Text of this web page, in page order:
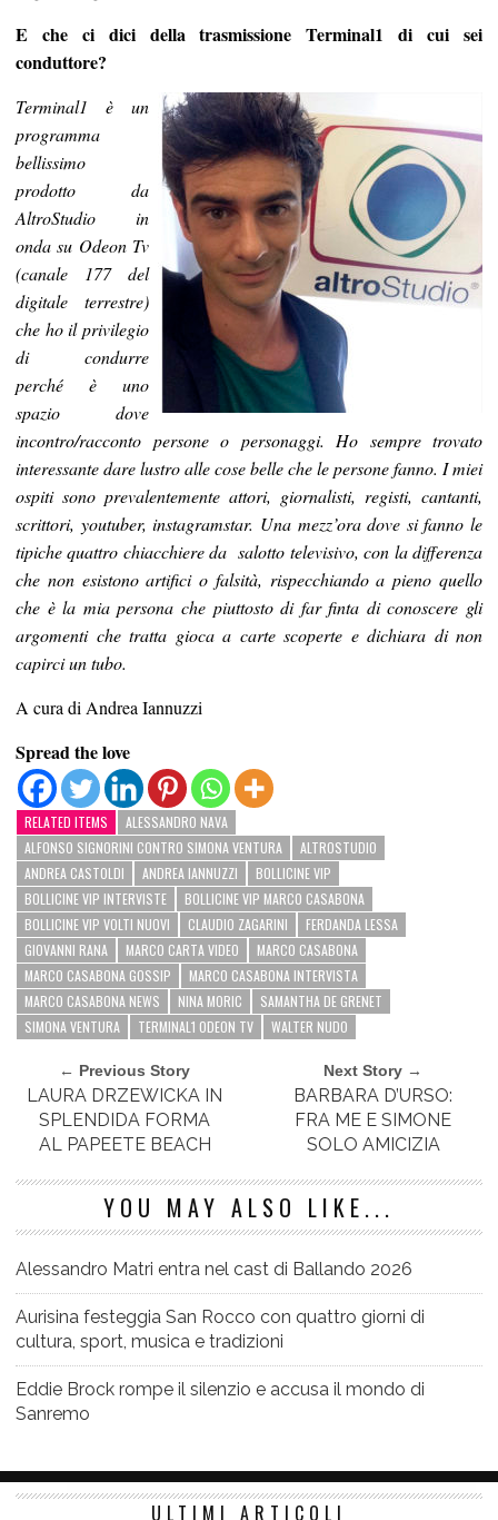
E che ci dici della trasmissione Terminal1 di cui sei
conduttore?
Terminal1 è un
programma
bellissimo
prodotto da
AltroStudio in
onda su Odeon Tv
(canale 177 del
digitale terrestre)
che ho il privilegio
di condurre
perché è uno
spazio dove
incontro/racconto persone o personaggi. Ho sempre trovato
interessante dare lustro alle cose belle che le persone fanno. I miei
ospiti sono prevalentemente attori, giornalisti, registi, cantanti,
scrittori, youtuber, instagramstar. Una mezz’ora dove si fanno le
tipiche quattro chiacchiere da salotto televisivo, con la differenza
che non esistono artifici o falsità, rispecchiando a pieno quello
che è la mia persona che piuttosto di far finta di conoscere gli
argomenti che tratta gioca a carte scoperte e dichiara di non
capirci un tubo.
A cura di Andrea Iannuzzi
Spread the love
RELATED ITEMS
ALESSANDRO NAVA
ALFONSO SIGNORINI CONTRO SIMONA VENTURA
ALTROSTUDIO
ANDREA CASTOLDI
ANDREA IANNUZZI
BOLLICINE VIP
BOLLICINE VIP INTERVISTE
BOLLICINE VIP MARCO CASABONA
BOLLICINE VIP VOLTI NUOVI
CLAUDIO ZAGARINI
FERDANDA LESSA
GIOVANNI RANA
MARCO CARTA VIDEO
MARCO CASABONA
MARCO CASABONA GOSSIP
MARCO CASABONA INTERVISTA
MARCO CASABONA NEWS
NINA MORIC
SAMANTHA DE GRENET
SIMONA VENTURA
TERMINAL1 ODEON TV WALTER NUDO
← Previous Story
LAURA DRZEWICKA IN
SPLENDIDA FORMA
AL PAPEETE BEACH
Next Story →
BARBARA D’URSO:
FRA ME E SIMONE
SOLO AMICIZIA
YOU MAY ALSO LIKE...
Alessandro Matri entra nel cast di Ballando 2026
Aurisina festeggia San Rocco con quattro giorni di
cultura, sport, musica e tradizioni
Eddie Brock rompe il silenzio e accusa il mondo di
Sanremo
ULTIMI ARTICOLI